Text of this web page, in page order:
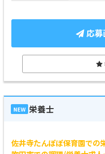
応
NEW 栄養士
佐井寺たんぽぽ保育園で